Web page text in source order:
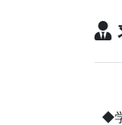
◆